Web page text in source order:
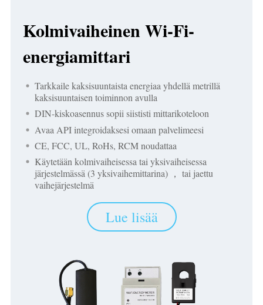
Virtuaalimittari
Energian ennuste- ja simulointijärjestelmä
Aurinkosähköjärjestelmän energianäyttö
Sähkönkulutuksen seuranta
PV-lämmittimen ohjausjärjestelmä
Kodin automatisointi
Tehdasenergian valvonta
Store
Tuotteen pika-aloitus
Asiakirja
Opetusvideo
Blogit
Yhteisö
Kehittäjä
Palkinto-ohjelma
Kolmivaiheinen Wi-Fi-
energiamittari
Tarkkaile kaksisuuntaista energiaa yhdellä metrillä
kaksisuuntaisen toiminnon avulla
DIN-kiskoasennus sopii siististi mittarikoteloon
Avaa API integroidaksesi omaan palvelimeesi
CE, FCC, UL, RoHs, RCM noudattaa
Käytetään kolmivaiheisessa tai yksivaiheisessa
järjestelmässä (3 yksivaihemittarina) ， tai jaettu
vaihejärjestelmä
Lue lisää